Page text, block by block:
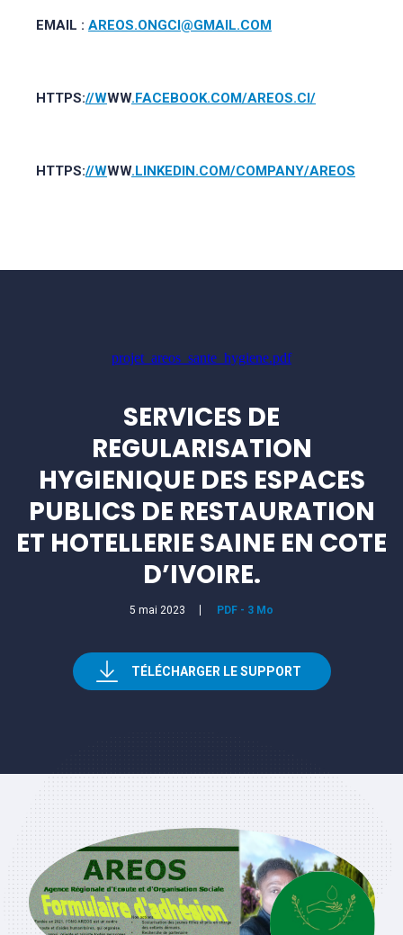
EMAIL : AREOS.ONGCI@GMAIL.COM
HTTPS://WWW.FACEBOOK.COM/AREOS.CI/
HTTPS://WWW.LINKEDIN.COM/COMPANY/AREOS
projet_areos_sante_hygiene.pdf
SERVICES DE
REGULARISATION
HYGIENIQUE DES ESPACES
PUBLICS DE RESTAURATION
ET HOTELLERIE SAINE EN COTE
D’IVOIRE.
5 mai 2023 PDF - 3 Mo
TÉLÉCHARGER LE SUPPORT